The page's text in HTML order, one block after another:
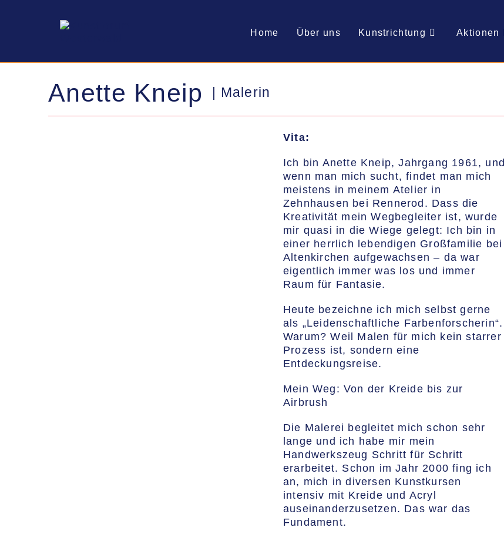
Home Über uns Kunstrichtung Aktionen
Anette Kneip | Malerin
Vita:
Ich bin Anette Kneip, Jahrgang 1961, und
wenn man mich sucht, findet man mich
meistens in meinem Atelier in
Zehnhausen bei Rennerod. Dass die
Kreativität mein Wegbegleiter ist, wurde
mir quasi in die Wiege gelegt: Ich bin in
einer herrlich lebendigen Großfamilie bei
Altenkirchen aufgewachsen – da war
eigentlich immer was los und immer
Raum für Fantasie.
​Heute bezeichne ich mich selbst gerne
als „Leidenschaftliche Farbenforscherin“.
Warum? Weil Malen für mich kein starrer
Prozess ist, sondern eine
Entdeckungsreise.
​Mein Weg: Von der Kreide bis zur
Airbrush
​Die Malerei begleitet mich schon sehr
lange und ich habe mir mein
Handwerkszeug Schritt für Schritt
erarbeitet. Schon im Jahr 2000 fing ich
an, mich in diversen Kunstkursen
intensiv mit Kreide und Acryl
auseinanderzusetzen. Das war das
Fundament.